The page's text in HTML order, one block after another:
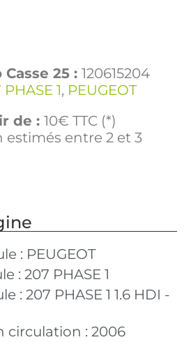
25 : 120615204
1, PEUGEOT
de : 10€ TTC (*)
estimés entre 2 et 3
: PEUGEOT
: 207 PHASE 1
: 207 PHASE 1 1.6 HDI -
circulation : 2006